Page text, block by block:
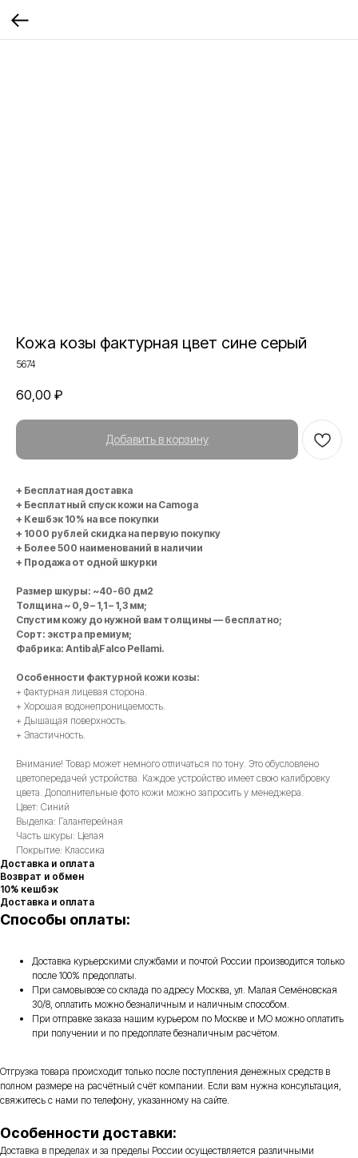
Кожа козы фактурная цвет сине серый
5674
60,00 ₽
Добавить в корзину
+ Бесплатная доставка
+ Бесплатный спуск кожи на Camoga
+ Кешбэк 10% на все покупки
+ 1000 рублей скидка на первую покупку
+ Более 500 наименований в наличии
+ Продажа от одной шкурки
Размер шкуры: ~40-60 дм2
Толщина ~ 0,9 – 1,1 – 1,3 мм;
Спустим кожу до нужной вам толщины — бесплатно;
Сорт: экстра премиум;
Фабрика: Antiba\Falco Pellami.
Особенности фактурной кожи козы:
+ Фактурная лицевая сторона.
+ Хорошая водонепроницаемость.
+ Дышащая поверхность.
+ Эластичность.
Внимание! Товар может немного отличаться по тону. Это обусловлено
цветопередачей устройства. Каждое устройство имеет свою калибровку
цвета. Дополнительные фото кожи можно запросить у менеджера.
Цвет: Синий
Выделка: Галантерейная
Часть шкуры: Целая
Покрытие: Классика
Доставка и оплата
Возврат и обмен
10% кешбэк
Доставка и оплата
Способы оплаты:
Доставка курьерскими службами и почтой России производится только
после 100% предоплаты.
При самовывозе со склада по адресу Москва, ул. Малая Семёновская
30/8, оплатить можно безналичным и наличным способом.
При отправке заказа нашим курьером по Москве и МО можно оплатить
при получении и по предоплате безналичным расчётом.
Отгрузка товара происходит только после поступления денежных средств в
полном размере на расчётный счёт компании. Если вам нужна консультация,
свяжитесь с нами по телефону, указанному на сайте.
Особенности доставки:
Доставка в пределах и за пределы России осуществляется различными